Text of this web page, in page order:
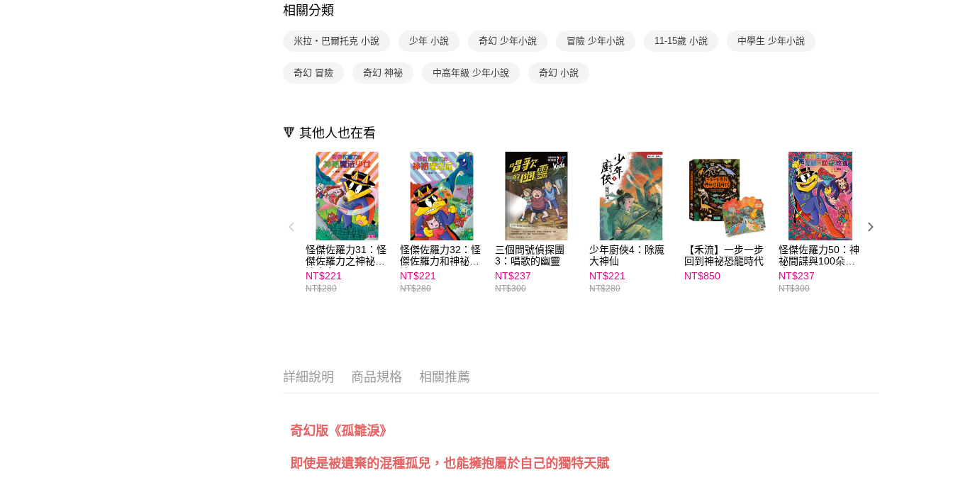
2.基於同意付款使用「大哥付你分期」之契約關係目的，商店將以您的個人
※ 交易是否成功請以「AFTEE先享後付 」之結帳頁面顯示為準，若有關於
https://aftee.tw/terms/#terms3
３．未成年的使用者請事先徵得法定代理人或監護人之同意方可使用
「AFTEE先享後付」，若未經同意申辦者引起之損失，本公司不負相關責
任。
４．使用「AFTEE先享後付」時，將依據個別帳號之用戶狀況，依本公司
即時審查核予不同之上限額度；若仍有額度不足之情形，本公司將視審查
結果請求用戶進行身份認證。
５．嚴禁一人註冊多個帳號或使用他人資訊註冊。若發現惡意使用之情
形，恩沛科技股份有限公司將有權停止該用戶之使用額度並採取法律行
動。
相關分類
米拉‧巴爾托克 小說 少年 小說 奇幻 少年小說 冒險 少年小說 11-15歲 小說 中學生 少年小說
奇幻 冒險 奇幻 神祕 中高年級 少年小說 奇幻 小說
🔻 其他人也在看
怪傑佐羅力31：怪
傑佐羅力之神祕魔
法少女
NT$221
NT$280
怪傑佐羅力32：怪
傑佐羅力和神祕魔
法屋
NT$221
NT$280
三個問號偵探團
3：唱歌的幽靈
NT$237
NT$300
少年廚俠4：除魔
大神仙
NT$221
NT$280
【禾流】一步一步
回到神祕恐龍時代
NT$850
怪傑佐羅力50：神
祕間諜與100朵玫
瑰
NT$237
NT$300
詳細說明 商品規格 相關推薦
奇幻版《孤雛淚》
即使是被遺棄的混種孤兒，也能擁抱屬於自己的獨特天賦